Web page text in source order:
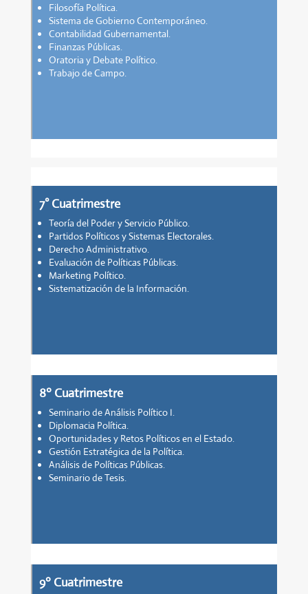
Filosofía Política.
Sistema de Gobierno Contemporáneo.
Contabilidad Gubernamental.
Finanzas Públicas.
Oratoria y Debate Político.
Trabajo de Campo.
7° Cuatrimestre
Teoría del Poder y Servicio Público.
Partidos Políticos y Sistemas Electorales.
Derecho Administrativo.
Evaluación de Políticas Públicas.
Marketing Político.
Sistematización de la Información.
8º Cuatrimestre
Seminario de Análisis Político I.
Diplomacia Política.
Oportunidades y Retos Políticos en el Estado.
Gestión Estratégica de la Política.
Análisis de Políticas Públicas.
Seminario de Tesis.
9º Cuatrimestre